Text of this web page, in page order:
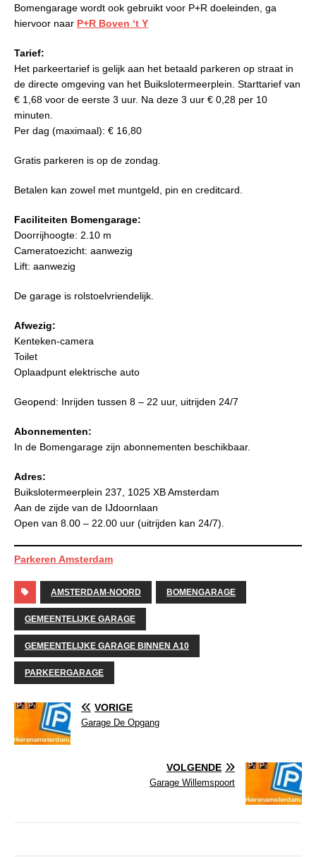
Bomengarage wordt ook gebruikt voor P+R doeleinden, ga
hiervoor naar P+R Boven ‘t Y
Tarief:
Het parkeertarief is gelijk aan het betaald parkeren op straat in
de directe omgeving van het Buikslotermeerplein. Starttarief van
€ 1,68 voor de eerste 3 uur. Na deze 3 uur € 0,28 per 10
minuten.
Per dag (maximaal): € 16,80
Gratis parkeren is op de zondag.
Betalen kan zowel met muntgeld, pin en creditcard.
Faciliteiten Bomengarage:
Doorrijhoogte: 2.10 m
Cameratoezicht: aanwezig
Lift: aanwezig
De garage is rolstoelvriendelijk.
Afwezig:
Kenteken-camera
Toilet
Oplaadpunt elektrische auto
Geopend: Inrijden tussen 8 – 22 uur, uitrijden 24/7
Abonnementen:
In de Bomengarage zijn abonnementen beschikbaar.
Adres:
Buikslotermeerplein 237, 1025 XB Amsterdam
Aan de zijde van de IJdoornlaan
Open van 8.00 – 22.00 uur (uitrijden kan 24/7).
Parkeren Amsterdam
AMSTERDAM-NOORD BOMENGARAGE
GEMEENTELIJKE GARAGE
GEMEENTELIJKE GARAGE BINNEN A10
PARKEERGARAGE
VORIGE
Garage De Opgang
VOLGENDE
Garage Willemspoort